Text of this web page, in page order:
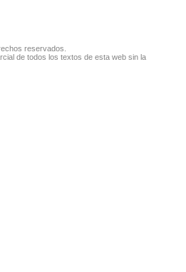
reservados.
de todos los textos de esta web sin la